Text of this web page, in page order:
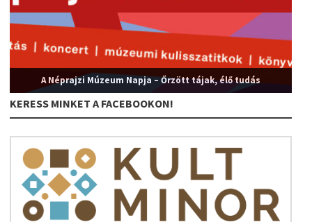
A Néprajzi Múzeum Napja – Őrzött tájak, élő tudás
KERESS MINKET A FACEBOOKON!